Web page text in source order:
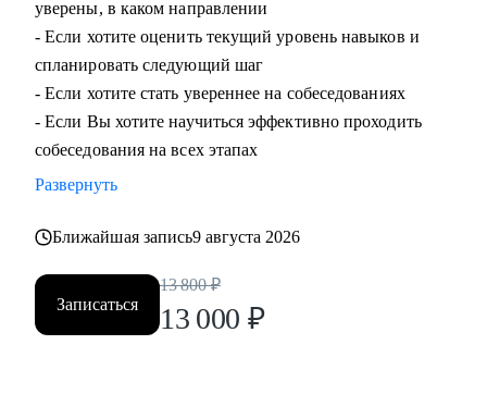
уверены, в каком направлении
- Если хотите оценить текущий уровень навыков и
спланировать следующий шаг
- Если хотите стать увереннее на собеседованиях
- Если Вы хотите научиться эффективно проходить
собеседования на всех этапах
Развернуть
Ближайшая запись9 августа 2026
Записаться
13 800 ₽
13 000 ₽